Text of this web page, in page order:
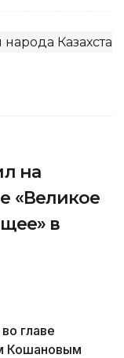
на
«Великое
в
главе
Кошановым